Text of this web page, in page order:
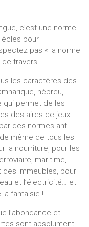
c’est une norme
pour
pas « la norme
travers…
les caractères des
hébreu,
qui permet de les
des aires de jeux
des normes anti-
même de tous les
la nourriture, pour les
maritime,
des immeubles, pour
et l’électricité… et
fantaisie !
l’abondance et
sont absolument